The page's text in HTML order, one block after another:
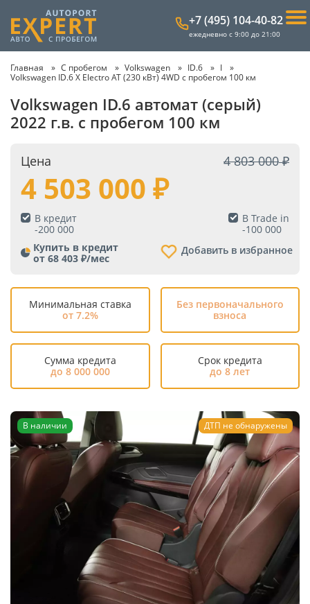
+7 (495) 104-40-82
ежедневно с 9:00 до 21:00
Главная С пробегом Volkswagen ID.6
I
Volkswagen ID.6 X Electro AT (230 кВт) 4WD с пробегом 100 км
Volkswagen ID.6 автомат (серый)
2022 г.в. с пробегом 100 км
Цена 4 803 000
4 503 000
В кредит
-200 000
В Trade in
-100 000
Купить в кредит
от 68 403 ₽/мес
Добавить в избранное
Минимальная ставка
от 7.2%
Без первоначального
взноса
Сумма кредита
до 8 000 000
Срок кредита
до 8 лет
В наличии ДТП не обнаружены